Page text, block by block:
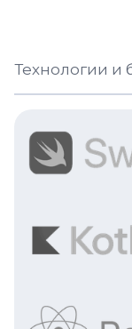
Технологии и